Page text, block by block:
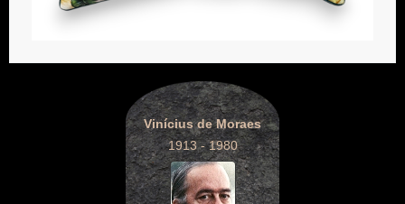
Vinícius de Moraes
1913 - 1980